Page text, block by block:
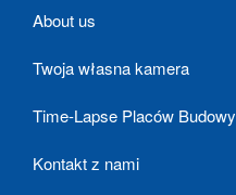
About us
Twoja własna kamera
Time-Lapse Placów Budowy
Kontakt z nami